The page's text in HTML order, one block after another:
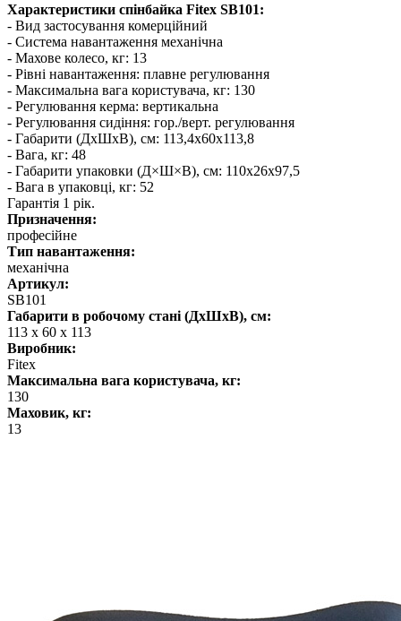
Характеристики спінбайка Fitex SB101:
- Вид застосування комерційний
- Система навантаження механічна
- Махове колесо, кг: 13
- Рівні навантаження: плавне регулювання
- Максимальна вага користувача, кг: 130
- Регулювання керма: вертикальна
- Регулювання сидіння: гор./верт. регулювання
- Габарити (ДхШхВ), см: 113,4x60x113,8
- Вага, кг: 48
- Габарити упаковки (Д×Ш×В), см: 110х26х97,5
- Вага в упаковці, кг: 52
Гарантія 1 рік.
Призначення:
професійне
Тип навантаження:
механічна
Артикул:
SB101
Габарити в робочому стані (ДхШхВ), см:
113 x 60 x 113
Виробник:
Fitex
Максимальна вага користувача, кг:
130
Маховик, кг:
13